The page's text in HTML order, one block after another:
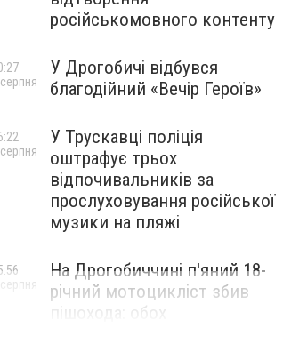
російськомовного контенту
У Дрогобичі відбувся
благодійний «Вечір Героїв»
У Трускавці поліція
оштрафує трьох
відпочивальників за
прослуховування російської
музики на пляжі
На Дрогобиччині п'яний 18-
річний мотоцикліст збив
пішохода: обох